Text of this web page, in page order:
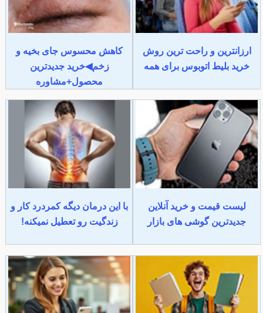
ارزانترین و راحت ترین روش
خرید بلیط اتوبوس برای همه
کاهش محسوس جای بخیه و
زخم◀خرید جدیدترین
محصول+مشاوره
لیست قیمت و خرید آنلاین
جدیدترین گوشی های بازار
با این درمان دیگه کمردرد کار و
زندگیت رو تعطیل نمیکنه!